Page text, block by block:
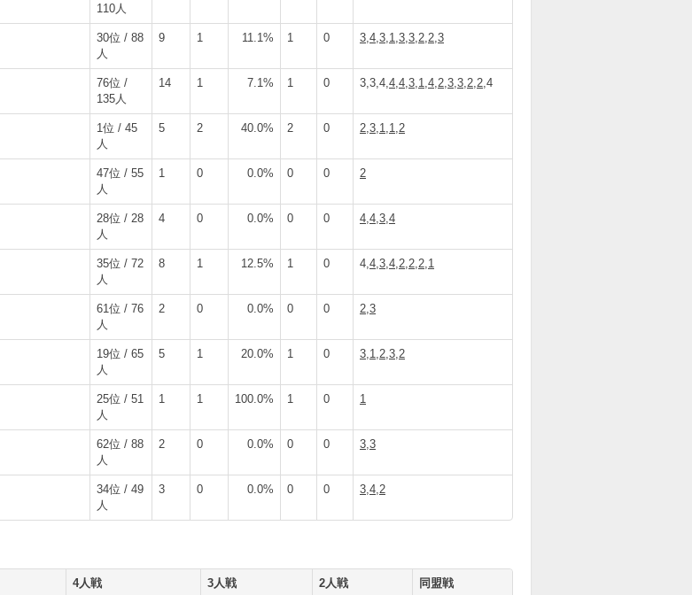
110人
30位 / 88
人
9 1 11.1% 1 0 3,4,3,1,3,3,2,2,3
76位 /
135人
14 1 7.1% 1 0 3,3,4,4,4,3,1,4,2,3,3,2,2,4
1位 / 45
人
5 2 40.0% 2 0 2,3,1,1,2
47位 / 55
人
1 0 0.0% 0 0 2
28位 / 28
人
4 0 0.0% 0 0 4,4,3,4
35位 / 72
人
8 1 12.5% 1 0 4,4,3,4,2,2,2,1
61位 / 76
人
2 0 0.0% 0 0 2,3
19位 / 65
人
5 1 20.0% 1 0 3,1,2,3,2
25位 / 51
人
1 1 100.0% 1 0 1
62位 / 88
人
2 0 0.0% 0 0 3,3
34位 / 49
人
3 0 0.0% 0 0 3,4,2
4人戦 3人戦 2人戦 同盟戦